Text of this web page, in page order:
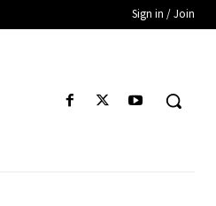
Sign in / Join